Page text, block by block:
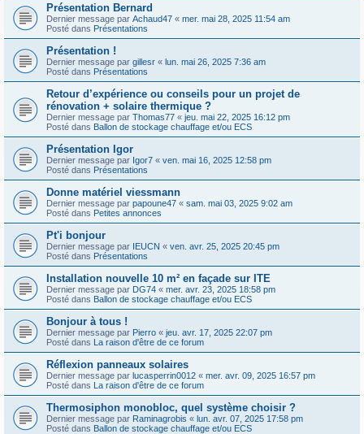
Présentation Bernard
Dernier message par Achaud47 « mer. mai 28, 2025 11:54 am
Posté dans Présentations
Présentation !
Dernier message par gillesr « lun. mai 26, 2025 7:36 am
Posté dans Présentations
Retour d’expérience ou conseils pour un projet de
rénovation + solaire thermique ?
Dernier message par Thomas77 « jeu. mai 22, 2025 16:12 pm
Posté dans Ballon de stockage chauffage et/ou ECS
Présentation Igor
Dernier message par Igor7 « ven. mai 16, 2025 12:58 pm
Posté dans Présentations
Donne matériel viessmann
Dernier message par papoune47 « sam. mai 03, 2025 9:02 am
Posté dans Petites annonces
Pt'i bonjour
Dernier message par IEUCN « ven. avr. 25, 2025 20:45 pm
Posté dans Présentations
Installation nouvelle 10 m² en façade sur ITE
Dernier message par DG74 « mer. avr. 23, 2025 18:58 pm
Posté dans Ballon de stockage chauffage et/ou ECS
Bonjour à tous !
Dernier message par Pierro « jeu. avr. 17, 2025 22:07 pm
Posté dans La raison d'être de ce forum
Réflexion panneaux solaires
Dernier message par lucasperrin0012 « mer. avr. 09, 2025 16:57 pm
Posté dans La raison d'être de ce forum
Thermosiphon monobloc, quel système choisir ?
Dernier message par Raminagrobis « lun. avr. 07, 2025 17:58 pm
Posté dans Ballon de stockage chauffage et/ou ECS